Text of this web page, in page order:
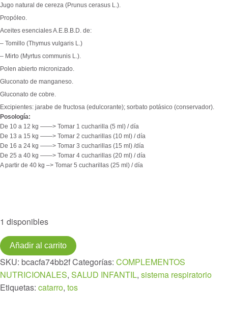
Jugo natural de cereza (Prunus cerasus L.).
Propóleo.
Aceites esenciales A.E.B.B.D. de:
– Tomillo (Thymus vulgaris L.)
– Mirto (Myrtus communis L.).
Polen abierto micronizado.
Gluconato de manganeso.
Gluconato de cobre.
Excipientes: jarabe de fructosa (edulcorante); sorbato potásico (conservador).
Posología:
De 10 a 12 kg ——> Tomar 1 cucharilla (5 ml) / día
De 13 a 15 kg ——> Tomar 2 cucharillas (10 ml) / día
De 16 a 24 kg ——> Tomar 3 cucharillas (15 ml) /día
De 25 a 40 kg ——> Tomar 4 cucharillas (20 ml) / día
A partir de 40 kg –> Tomar 5 cucharillas (25 ml) / día
1 disponibles
APROLIS
kids
TUSI-
PROPOL
105ml.
Añadir al carrito
SKU: bcacfa74bb2fCategorías: COMPLEMENTOS
NUTRICIONALES, SALUD INFANTIL, sistema respiratorio
Etiquetas: catarro, tos